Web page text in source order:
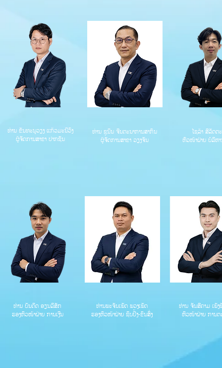
ທ່ານ ຂັນທະນູວຽງ ແກ້ວມະນີວົງ
ຜູ້ຈັດການສາຂາ ປາກຊັນ
ທ່ານ ບັນດິດ ອຽນລິສັກ
ຮອງຫົວໜ້າຝ່າຍ ການເງີນ
ທ່ານ ຊຸນິນ ຈີນຕະນາການສາກົນ
ຜູ້ຈັດການສາຂາ ວຽງຈັນ
ໂຊລ້າ ສີລັດຕ
ຫົວໜ້າຝ່າຍ ບໍລິຫາ
ທ່ານພະຈັນເພັດ ພວງເພັດ
ຮອງຫົວໜ້າຝ່າຍ ຊິບປີ້ງ-ຂົນສົ່ງ
ທ່ານ ຈັນສີຄາມ ເພັງ
ຫົວໜ້າຝ່າຍ ການຕ